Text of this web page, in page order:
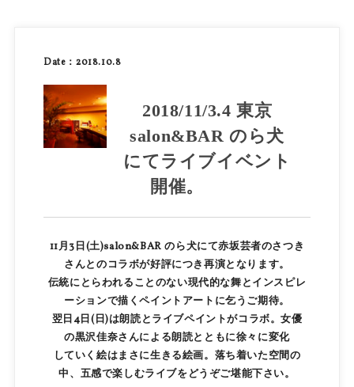
Date：2018.10.8
2018/11/3.4 東京
salon&BAR のら犬
にてライブイベント
開催。
11月3日(土)salon&BAR のら犬にて赤坂芸者のさつき
さんとのコラボが好評につき再演となります。
伝統にとらわれることのない現代的な舞とインスピレ
ーションで描くペイントアートに乞うご期待。
翌日4日(日)は朗読とライブペイントがコラボ。女優
の黒沢佳奈さんによる朗読とともに徐々に変化
していく絵はまさに生きる絵画。落ち着いた空間の
中、五感で楽しむライブをどうぞご堪能下さい。